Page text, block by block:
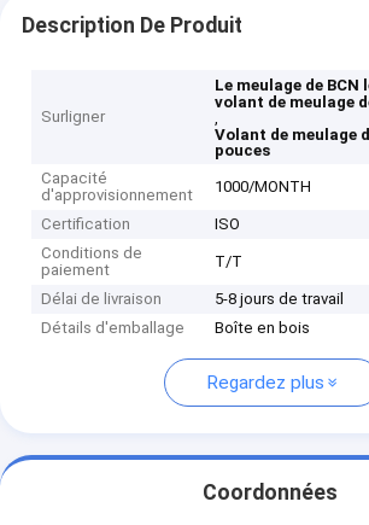
Description De Produit
Surligner
Le meulage de BCN
volant de meulage
,
Volant de meulage
pouces
Capacité
d'approvisionnement
1000/MONTH
Certification
ISO
Conditions de
paiement
T/T
Délai de livraison
5-8 jours de travail
Détails d'emballage
Boîte en bois
Regardez plus
Coordonnées